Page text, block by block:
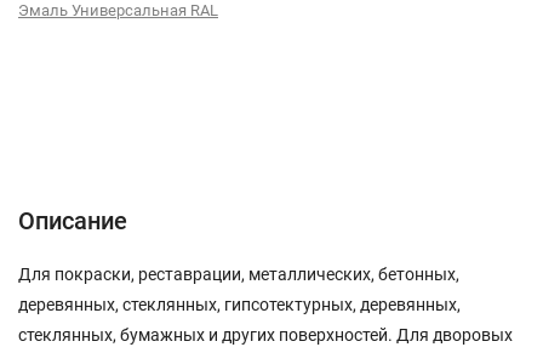
Эмаль Универсальная RAL
Описание
Для покраски, реставрации, металлических, бетонных,
деревянных, стеклянных, гипсотектурных, деревянных,
стеклянных, бумажных и других поверхностей. Для дворовых